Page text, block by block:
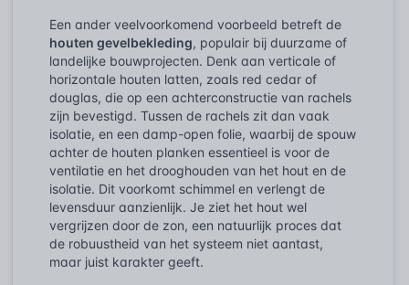
Een ander veelvoorkomend voorbeeld betreft de
houten gevelbekleding, populair bij duurzame of
landelijke bouwprojecten. Denk aan verticale of
horizontale houten latten, zoals red cedar of
douglas, die op een achterconstructie van rachels
zijn bevestigd. Tussen de rachels zit dan vaak
isolatie, en een damp-open folie, waarbij de spouw
achter de houten planken essentieel is voor de
ventilatie en het drooghouden van het hout en de
isolatie. Dit voorkomt schimmel en verlengt de
levensduur aanzienlijk. Je ziet het hout wel
vergrijzen door de zon, een natuurlijk proces dat
de robuustheid van het systeem niet aantast,
maar juist karakter geeft.